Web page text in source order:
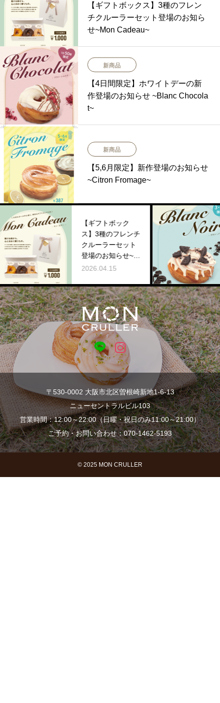
【ギフトボックス】3種のフレン
チクルーラーセット登場のお知ら
せ~Mon Cadeau~
新商品
【4日間限定】ホワイトデーの新
作登場のお知らせ ~Blanc Chocola
t~
新商品
【5,6月限定】新作登場のお知らせ
~Citron Fromage~
【ギフトボック
ス】3種のフレンチ
クルーラーセット
登場のお知らせ~M
on Cadeau~
2026.04.15
【
〒530-0002 大阪市北区曽根崎新地1-6-13
ニューセントラルビル103
営業時間：12:00～22:00（日曜・祝日のみ11:00～21:00）
ご予約・お問い合わせ：070-1462-5193
© 2025 MON CRULLER